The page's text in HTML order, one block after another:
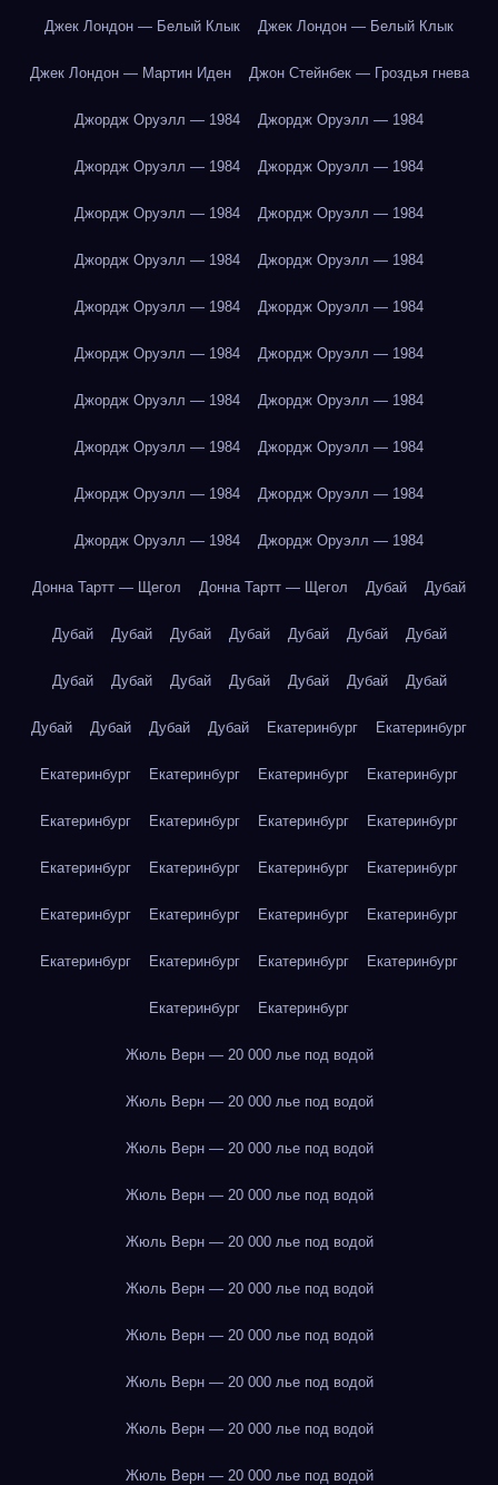
Джек Лондон — Белый Клык Джек Лондон — Белый Клык
Джек Лондон — Мартин Иден Джон Стейнбек — Гроздья гнева
Джордж Оруэлл — 1984 Джордж Оруэлл — 1984
Джордж Оруэлл — 1984 Джордж Оруэлл — 1984
Джордж Оруэлл — 1984 Джордж Оруэлл — 1984
Джордж Оруэлл — 1984 Джордж Оруэлл — 1984
Джордж Оруэлл — 1984 Джордж Оруэлл — 1984
Джордж Оруэлл — 1984 Джордж Оруэлл — 1984
Джордж Оруэлл — 1984 Джордж Оруэлл — 1984
Джордж Оруэлл — 1984 Джордж Оруэлл — 1984
Джордж Оруэлл — 1984 Джордж Оруэлл — 1984
Джордж Оруэлл — 1984 Джордж Оруэлл — 1984
Донна Тартт — Щегол Донна Тартт — Щегол Дубай Дубай
Дубай Дубай Дубай Дубай Дубай Дубай Дубай
Дубай Дубай Дубай Дубай Дубай Дубай Дубай
Дубай Дубай Дубай Дубай Екатеринбург Екатеринбург
Екатеринбург Екатеринбург Екатеринбург Екатеринбург
Екатеринбург Екатеринбург Екатеринбург Екатеринбург
Екатеринбург Екатеринбург Екатеринбург Екатеринбург
Екатеринбург Екатеринбург Екатеринбург Екатеринбург
Екатеринбург Екатеринбург Екатеринбург Екатеринбург
Екатеринбург Екатеринбург
Жюль Верн — 20 000 лье под водой
Жюль Верн — 20 000 лье под водой
Жюль Верн — 20 000 лье под водой
Жюль Верн — 20 000 лье под водой
Жюль Верн — 20 000 лье под водой
Жюль Верн — 20 000 лье под водой
Жюль Верн — 20 000 лье под водой
Жюль Верн — 20 000 лье под водой
Жюль Верн — 20 000 лье под водой
Жюль Верн — 20 000 лье под водой